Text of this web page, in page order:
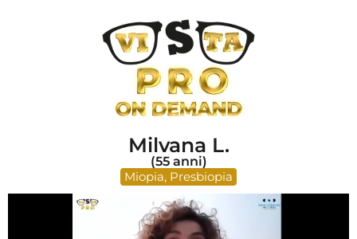
Milvana L.
(55 anni)
Miopia, Presbiopia